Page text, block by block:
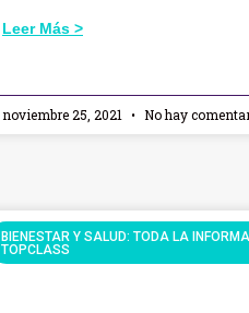
Leer Más >
noviembre 25, 2021 No hay
BIENESTAR Y SALUD: TODA LA
TOPCLASS